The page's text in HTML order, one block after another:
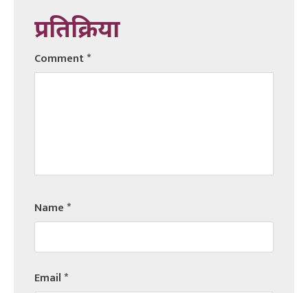
प्रतिक्रिया
Comment*
Name*
Email*